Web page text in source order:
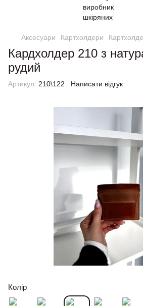
Аксесуари Картхолдери
Кардхолдер 210 з
рудий
Артикул: 210\122 Написати відгук
Колір